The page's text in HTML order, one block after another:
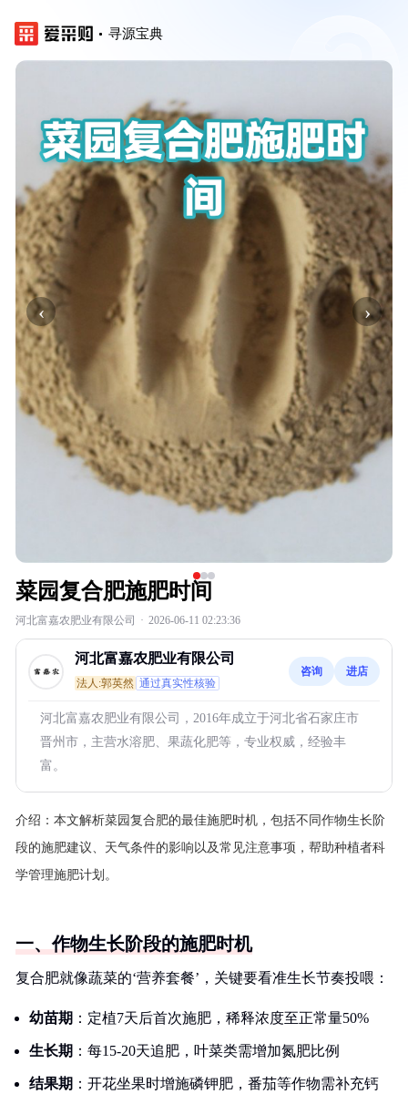
寻源宝典
‹ ›
菜园复合肥施肥时间
河北富嘉农肥业有限公司 · 2026-06-11 02:23:36
河北富嘉农肥业有限公司
法人:郭英然 通过真实性核验
咨询 进店
河北富嘉农肥业有限公司，2016年成立于河北省石家庄市
晋州市，主营水溶肥、果蔬化肥等，专业权威，经验丰
富。
介绍： 本文解析菜园复合肥的最佳施肥时机，包括不同作物生长阶
段的施肥建议、天气条件的影响以及常见注意事项，帮助种植者科
学管理施肥计划。
一、作物生长阶段的施肥时机
复合肥就像蔬菜的‘营养套餐’，关键要看准生长节奏投喂：
幼苗期 ：定植7天后首次施肥，稀释浓度至正常量50%
生长期 ：每15-20天追肥，叶菜类需增加氮肥比例
结果期 ：开花坐果时增施磷钾肥，番茄等作物需补充钙